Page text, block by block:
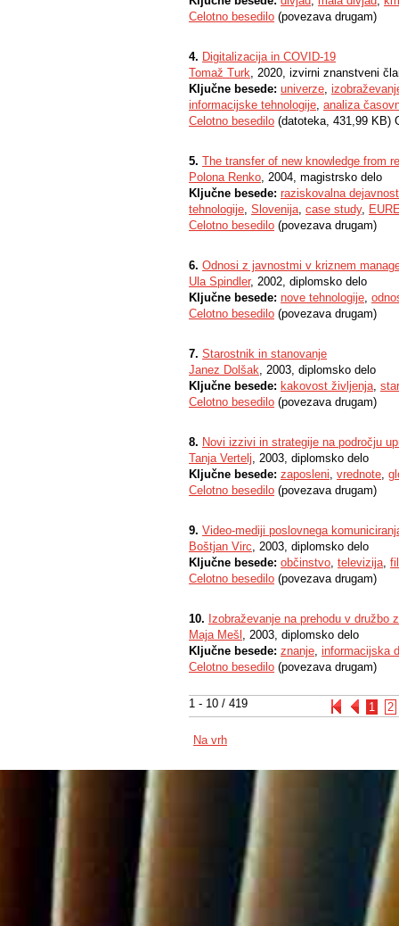
1 - 10 / 419 1 2
Celotno besedilo (povezava drugam)
4. Digitalizacija in COVID-19
Tomaž Turk, 2020, izvirni znanstveni
Ključne besede: univerze,
informacijske tehnologije, analiza
Celotno besedilo (datoteka, 431,99 KB)
5. The transfer of new knowledge from
Polona Renko, 2004, magistrsko delo
Ključne besede: raziskovalna dejavnost
tehnologije, Slovenija, case study,
Celotno besedilo (povezava drugam)
6. Odnosi z javnostmi v kriznem
Ula Spindler, 2002, diplomsko delo
Ključne besede: nove tehnologije,
Celotno besedilo (povezava drugam)
7. Starostnik in stanovanje
Janez Dolšak, 2003, diplomsko delo
Ključne besede: kakovost življenja,
Celotno besedilo (povezava drugam)
8. Novi izzivi in strategije na področju
Tanja Vertelj, 2003, diplomsko delo
Ključne besede: zaposleni, vrednote,
Celotno besedilo (povezava drugam)
9. Video-mediji poslovnega
Boštjan Virc, 2003, diplomsko delo
Ključne besede: občinstvo, televizija,
Celotno besedilo (povezava drugam)
10. Izobraževanje na prehodu v
Maja Mešl , 2003, diplomsko delo
Ključne besede: znanje, informacijska
Celotno besedilo (povezava drugam)
Na vrh